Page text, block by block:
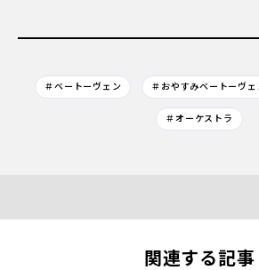
＃ベートーヴェン ＃おやすみベートーヴェ
＃オーケストラ
関連する記事